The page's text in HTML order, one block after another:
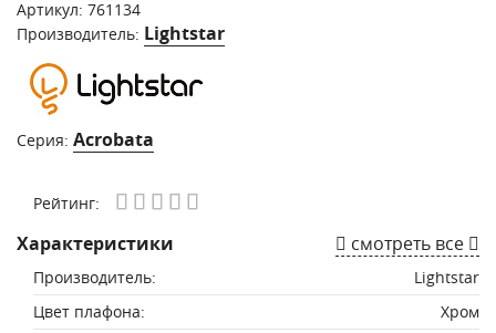
Артикул: 761134
Производитель: Lightstar
Серия: Acrobata
Рейтинг:
Характеристики смотреть все
Производитель:
Lightstar
Цвет плафона:
Хром